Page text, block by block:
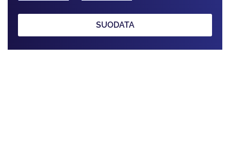
SUODATA